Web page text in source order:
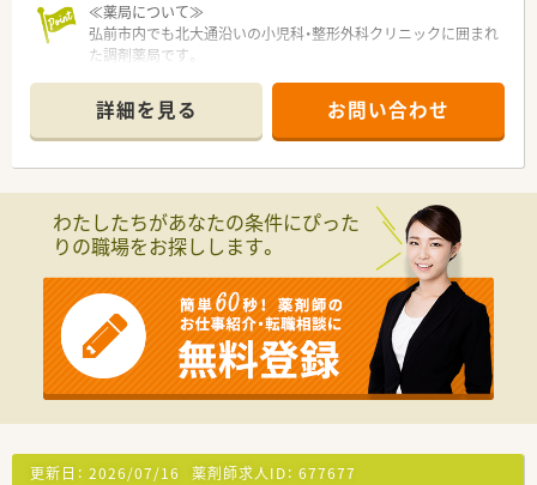
≪薬局について≫
弘前市内でも北大通沿いの小児科・整形外科クリニックに囲まれ
た調剤薬局です。
処方箋は１日約50～55枚対応しています。
電子薬歴完備。
近隣にはドラッグストアがあるのでお仕事帰りのお買い物にも
便利な環境です。
転勤もなく、地元で働きたい薬剤師様におすすめの企業です。
詳細を見る お問い合わせ
わたしたちがあなたの条件にぴった
りの職場をお探しします。
更新日： 2026/07/16 薬剤師求人ID： 677677